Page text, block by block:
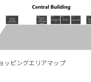
ッピングエリアマップ